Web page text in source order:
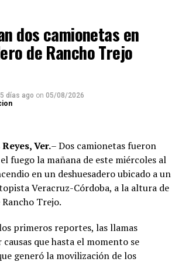
zona se vio afectada por algunos
se realizaban las labores de auxilio y el
indicios por parte de las autoridades.
tránsito fue restablecido de manera
Pública (SSP), quienes
en las instalaciones de la
los efectivos localizaron diversas
destinadas al
lo que los policías fueron
a disposición de la Fiscalía
de las investigaciones
de proceso penal, el juez consideró
de Anselmo “N”, Jesús “N”,
Arturo “N”, Dana Natalia “N” y
una pena de cuatro años y
formaban parte de la Policía
durante la administración
dos camionetas en
de Rancho Trejo
5 días ago on 05/08/2026
Ver.– Dos camionetas fueron
fuego la mañana de este miércoles al
en un deshuesadero ubicado a un
Veracruz-Córdoba, a la altura de
Trejo.
primeros reportes, las llamas
que hasta el momento se
generó la movilización de los